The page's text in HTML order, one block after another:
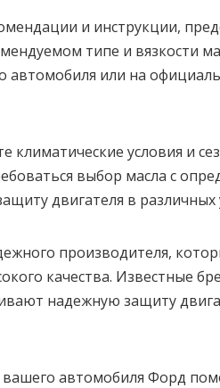
и инструкции,
типе и вязкости
автомобиля или на
климатические условия и
выбор масла с
двигателя в различных
производителя,
качества. Известные
надежную защиту
автомобиля Форд